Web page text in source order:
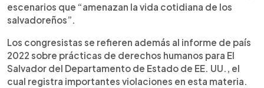
escenarios que “amenazan la vida cotidiana de los
salvadoreños”.
Los congresistas se refieren además al informe de país
2022 sobre prácticas de derechos humanos para El
Salvador del Departamento de Estado de EE. UU., el
cual registra importantes violaciones en esta materia.